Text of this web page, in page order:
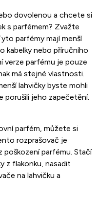
dovolenou a chcete si
s parfémem? Zvažte
parfémy mají menší
kabelky nebo příručního
verze parfému je pouze
má stejné vlastnosti.
lahvičky byste mohli
porušili jeho zapečetění.
parfém, můžete si
rozprašovač je
poškození parfému. Stačí
z flakonku, nasadit
na lahvičku a